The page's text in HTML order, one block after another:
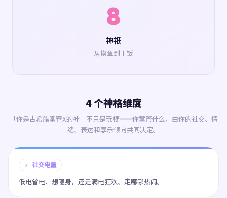
8
神祇
从摸鱼到干饭
4 个神格维度
「你是古希腊掌管X的神」不只是玩梗——你掌管什么，由你的社交、情
绪、表达和享乐倾向共同决定。
⚡ 社交电量
低电省电、想隐身，还是满电狂欢、走哪哪热闹。